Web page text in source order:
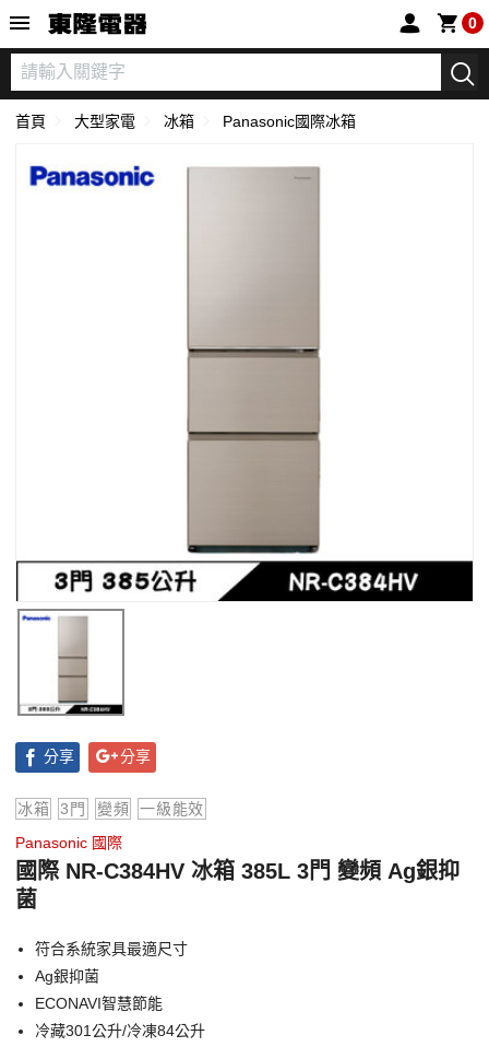
0
首頁 大型家電 冰箱 Panasonic國際冰箱
分享 分享
冰箱 3門 變頻
一級能效
Panasonic 國際
國際 NR-C384HV 冰箱 385L 3門 變頻 Ag銀抑
菌
符合系統家具最適尺寸
Ag銀抑菌
ECONAVI智慧節能
冷藏301公升/冷凍84公升